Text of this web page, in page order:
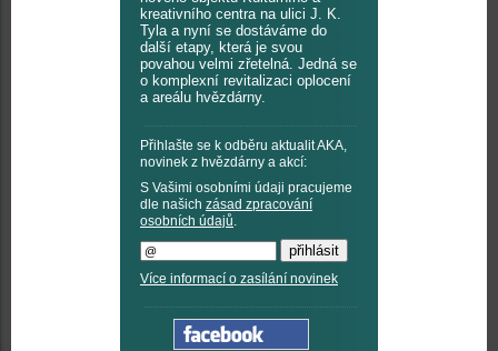
kreativního centra na ulici J. K.
Tyla a nyní se dostáváme do
další etapy, která je svou
povahou velmi zřetelná. Jedná se
o komplexní revitalizaci oplocení
a areálu hvězdárny.
Přihlašte se k odběru aktualit AKA,
novinek z hvězdárny a akcí:
S Vašimi osobními údaji pracujeme
dle našich zásad zpracování
osobních údajů.
Více informací o zasílání novinek